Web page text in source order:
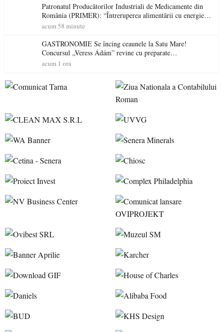
Patronatul Producătorilor Industriali de Medicamente din
România (PRIMER): “Întreruperea alimentării cu energie
electrică a fabricilor de medicamente va pune în pericol
acum 58 minute
GASTRONOMIE Se încing ceaunele la Satu Mare!
Concursul „Veress Ádám” revine cu preparate
spectaculoase, premii și un jurat de renume
acum 1 ora